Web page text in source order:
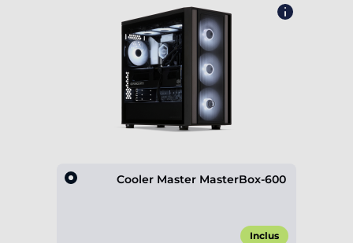
Cooler Master MasterBox-600
Inclus